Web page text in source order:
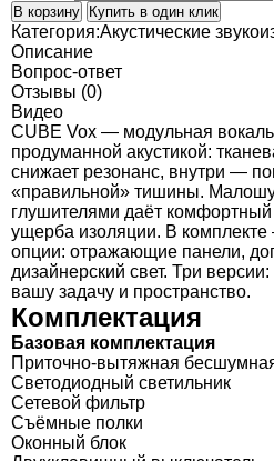
В корзину Купить в один клик
Категория:Акустические
Описание
Вопрос-ответ
Отзывы (0)
Видео
CUBE Vox — модульная
продуманной акустикой:
снижает резонанс, внутри —
«правильной» тишины.
глушителями даёт
ущерба изоляции. В комплекте
опции: отражающие панели,
дизайнерский свет. Три
вашу задачу и пространство.
Комплектация
Базовая комплектация
Приточно-вытяжная
Светодиодный светильник
Сетевой фильтр
Съёмные полки
Оконный блок